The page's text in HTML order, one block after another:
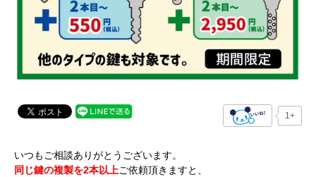
1+
いつもご相談ありがとうございます。
同じ鍵の複製を2本以上ご依頼頂きますと、